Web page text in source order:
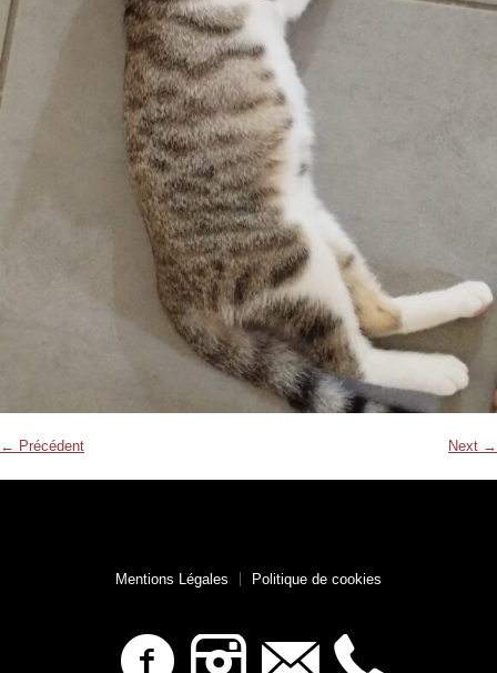
← Précédent Next →
Mentions Légales Politique de cookies